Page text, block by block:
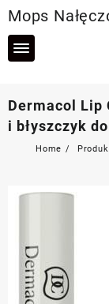
to
content
Mops
Dermacol Lip
i błyszczyk
Home